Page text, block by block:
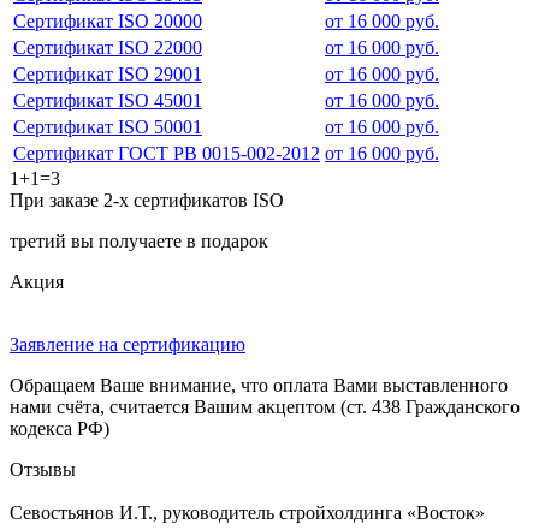
Сертификат ISO 20000
от 16 000 руб.
Сертификат ISO 22000
от 16 000 руб.
Сертификат ISO 29001
от 16 000 руб.
Сертификат ISO 45001
от 16 000 руб.
Сертификат ISO 50001
от 16 000 руб.
Сертификат ГОСТ РВ 0015-002-2012 от 16 000 руб.
1+1=3
При заказе 2-х сертификатов ISO
третий вы получаете в подарок
Акция
Заявление на сертификацию
Обращаем Ваше внимание, что оплата Вами выставленного
нами счёта, считается Вашим акцептом (ст. 438 Гражданского
кодекса РФ)
Отзывы
Севостьянов И.Т., руководитель стройхолдинга «Восток»